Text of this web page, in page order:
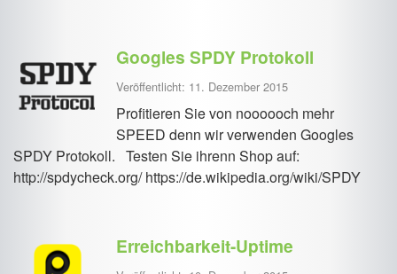
Googles SPDY Protokoll
Veröffentlicht: 11. Dezember 2015
Profitieren Sie von noooooch mehr
SPEED denn wir verwenden Googles
SPDY Protokoll. Testen Sie ihrenn Shop auf:
http://spdycheck.org/ https://de.wikipedia.org/wiki/SPDY
Erreichbarkeit-Uptime